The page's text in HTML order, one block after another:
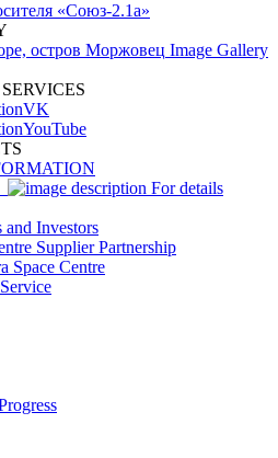
«Союз-2.1а»
остров Моржовец Image Gallery
VK
YouTube
For details
and Investors
Supplier Partnership
Space Centre